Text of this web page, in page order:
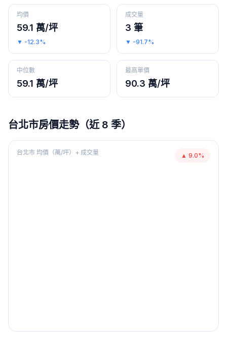
均價
59.1 萬/坪
▼ -12.3%
成交量
3 筆
▼ -91.7%
中位數
59.1 萬/坪
最高單價
90.3 萬/坪
台北市房價走勢（近 8 季）
台北市 均價（萬/坪）+ 成交量 ▲ 9.0%